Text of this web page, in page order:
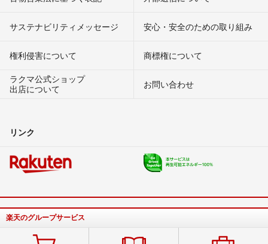
サステナビリティメッセージ 安心・安全のための取り組み
権利侵害について
商標権について
ラクマ公式ショップ
出店について
お問い合わせ
リンク
楽天のグループサービス